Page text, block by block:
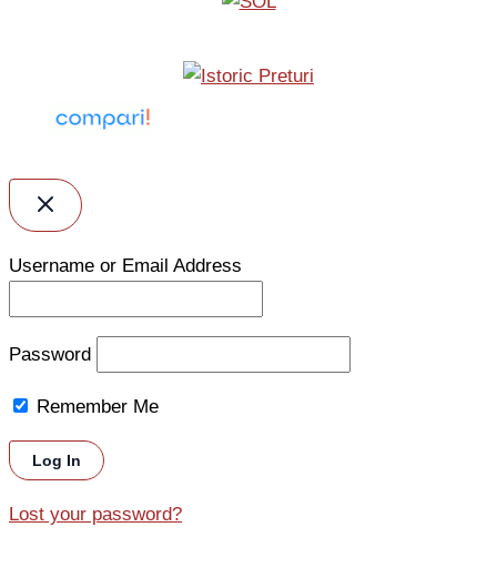
Username or Email Address
Password
Remember Me
Lost your password?